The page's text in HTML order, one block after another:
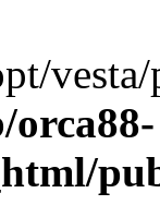
orca88-